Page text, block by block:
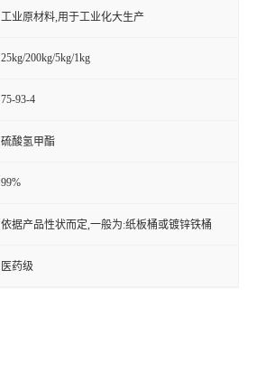
工业原材料,用于工业化大生产
25kg/200kg/5kg/1kg
75-93-4
硫酸氢甲酯
99%
依据产品性状而定,一般为:纸板桶或镀锌铁桶
医药级